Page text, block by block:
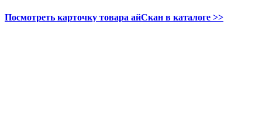
Посмотреть карточку товара айСкан в каталоге >>